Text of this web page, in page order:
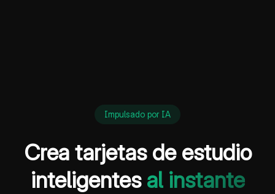
Impulsado por IA
Crea tarjetas de estudio
inteligentes al instante